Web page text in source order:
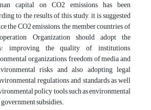
capital on CO2 emissions has been
to the results of this study, it is suggested
the CO2 emissions, the member countries of
Organization should adopt the
improving the quality of institutions,
organizations, freedom of media and
risks and also adopting legal
regulations and standards as well
policy tools such as environmental
subsidies.